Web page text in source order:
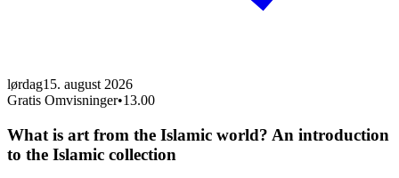
lørdag15. august 2026
Gratis Omvisninger•13.00
What is art from the Islamic world? An introduction
to the Islamic collection